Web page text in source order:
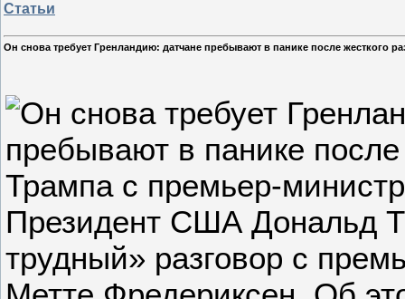
Статьи
Он снова требует Гренландию: датчане пребывают в панике после жесткого
Президент США Дональд
трудный» разговор с